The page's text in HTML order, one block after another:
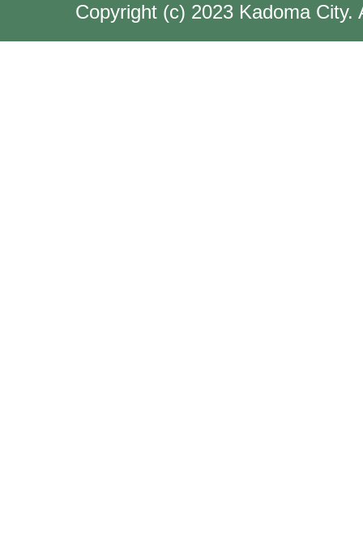
Copyright (c) 2023 Kadoma City.